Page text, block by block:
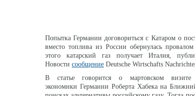
Попытка Германии договориться с Катаром о
вместо топлива из России обернулась
этого катарский газ получает Италия,
Новости сообщение Deutsche Wirtschafts
В статье говорится о мартовском визите
экономики Германии Роберта Хабека на